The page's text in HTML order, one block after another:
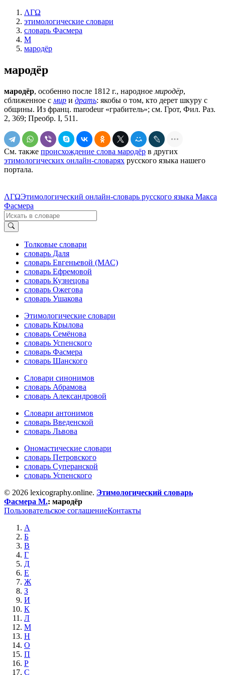
ΛΓΩ
этимологические словари
словарь Фасмера
М
мародёр
мародёр
мародёр, особенно после 1812 г., народное миродёр,
сближенное с мир и драть: якобы о том, кто дерет шкуру с
общины. Из франц. marodeur «грабитель»; см. Грот, Фил. Раз.
2, 369; Преобр. I, 511.
См. также происхождение слова мародёр в других
этимологических онлайн-словарях русского языка нашего
портала.
ΛΓΩЭтимологический онлайн-словарь русского языка Макса
Фасмера
Толковые словари
словарь Даля
словарь Евгеньевой (МАС)
словарь Ефремовой
словарь Кузнецова
словарь Ожегова
словарь Ушакова
Этимологические словари
словарь Крылова
словарь Семёнова
словарь Успенского
словарь Фасмера
словарь Шанского
Словари синонимов
словарь Абрамова
словарь Александровой
Словари антонимов
словарь Введенской
словарь Львова
Ономастические словари
словарь Петровского
словарь Суперанской
словарь Успенского
© 2026 lexicography.online. Этимологический словарь
Фасмера М.: мародёр
Пользовательское соглашениеКонтакты
А
Б
В
Г
Д
Е
Ж
З
И
К
Л
М
Н
О
П
Р
С